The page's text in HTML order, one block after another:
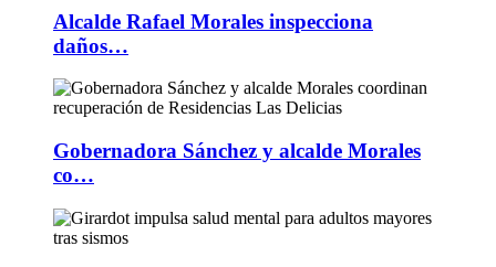
Alcalde Rafael Morales inspecciona
daños…
Gobernadora Sánchez y alcalde Morales
co…